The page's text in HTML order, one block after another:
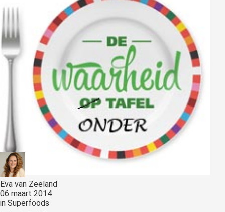
Eva van Zeeland
06 maart 2014
in Superfoods